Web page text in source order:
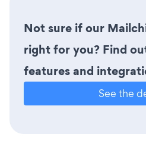
Not sure if our
right for you? Find
features and
See the